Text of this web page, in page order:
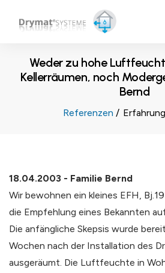
Weder zu hohe
Kellerräumen, noch
Bernd
Referenzen
18.04.2003 - Familie Bernd
Wir bewohnen ein kleines EFH,
die Empfehlung eines Bekannten
Die anfängliche Skepsis wurde
Wochen nach der Installation des
ausgeräumt. Die Luftfeuchte in